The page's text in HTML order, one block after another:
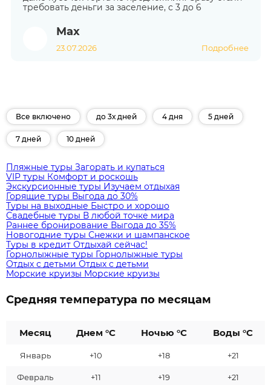
требовать деньги за заселение, с 3 до 6
Max
23.07.2026 Подробнее
Все включено до 3х дней 4 дня 5 дней
7 дней 10 дней
Пляжные туры Загорать и купаться
VIP туры Комфорт и роскошь
Экскурсионные туры Изучаем отдыхая
Горящие туры Выгода до 30%
Туры на выходные Быстро и хорошо
Свадебные туры В любой точке мира
Раннее бронирование Выгода до 35%
Новогодние туры Снежки и шампанское
Туры в кредит Отдыхай сейчас!
Горнолыжные туры Горнолыжные туры
Отдых с детьми Отдых с детьми
Морские круизы Морские круизы
Средняя температура по месяцам
Месяц Днем °C Ночью °C Воды °C
Январь +10 +18 +21
Февраль +11 +19 +21